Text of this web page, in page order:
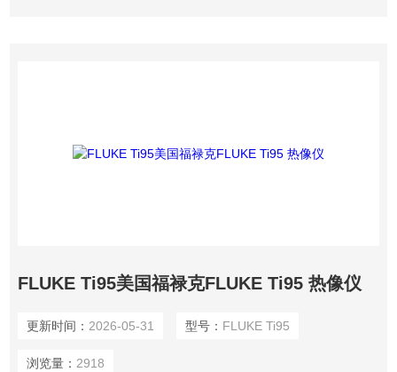
FLUKE Ti95美国福禄克FLUKE Ti95 热像仪
更新时间： 2026-05-31 型号： FLUKE Ti95
浏览量： 2918